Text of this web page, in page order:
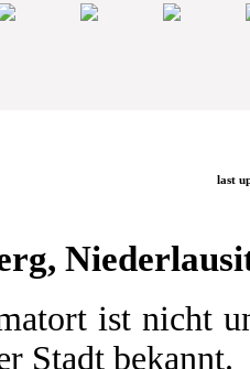
last
ist nicht
Stadt bekannt.